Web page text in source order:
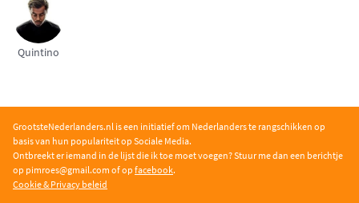
Quintino
GrootsteNederlanders.nl is een initiatief om Nederlanders te rangschikken op
basis van hun populariteit op Sociale Media.
Ontbreekt er iemand in de lijst die ik toe moet voegen? Stuur me dan een berichtje
op pimroes@gmail.com of op facebook.
Cookie & Privacy beleid